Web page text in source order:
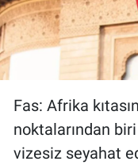
Fas: Afrika
noktalarından
vizesiz seyahat